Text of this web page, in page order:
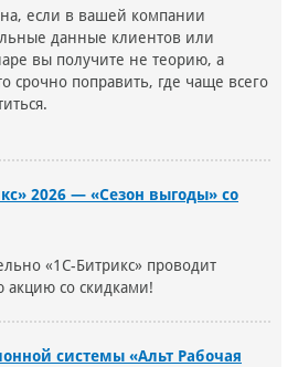
если в вашей компании
данные клиентов или
вы получите не теорию, а
срочно поправить, где чаще всего
2026 — «Сезон выгоды» со
«1С-Битрикс» проводит
со скидками!
системы «Альт Рабочая